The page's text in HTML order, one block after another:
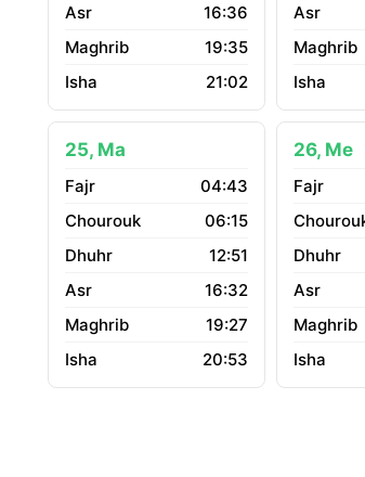
16:36
19:35
21:02
25, Ma
04:43
06:15
12:51
16:32
19:27
20:53
26, Me